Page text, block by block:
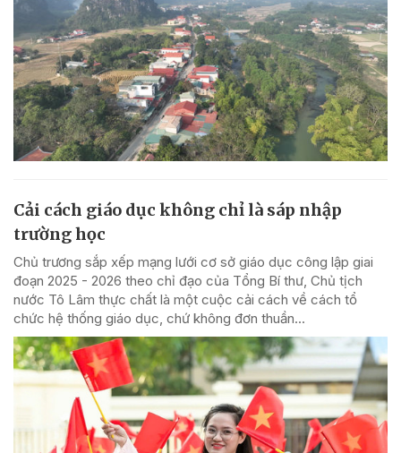
Cải cách giáo dục không chỉ là sáp nhập
trường học
Chủ trương sắp xếp mạng lưới cơ sở giáo dục công lập giai
đoạn 2025 - 2026 theo chỉ đạo của Tổng Bí thư, Chủ tịch
nước Tô Lâm thực chất là một cuộc cải cách về cách tổ
chức hệ thống giáo dục, chứ không đơn thuần...